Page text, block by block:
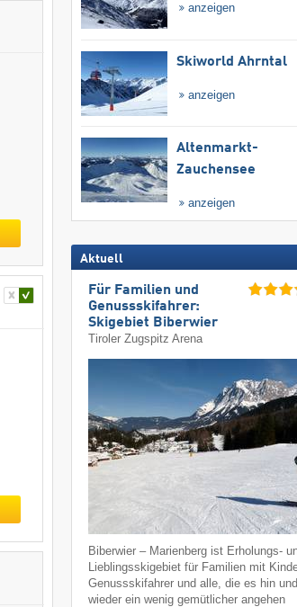
anzeigen
Skiworld Ahrntal
anzeigen
Altenmarkt-
Zauchensee
anzeigen
Aktuell
Für Familien und
Genussskifahrer:
Skigebiet Biberwier
Tiroler Zugspitz Arena
Biberwier – Marienberg ist Erholungs-
Lieblingsskigebiet für Familien mit
Genussskifahrer und alle, die es hin und
wieder ein wenig gemütlicher angehen